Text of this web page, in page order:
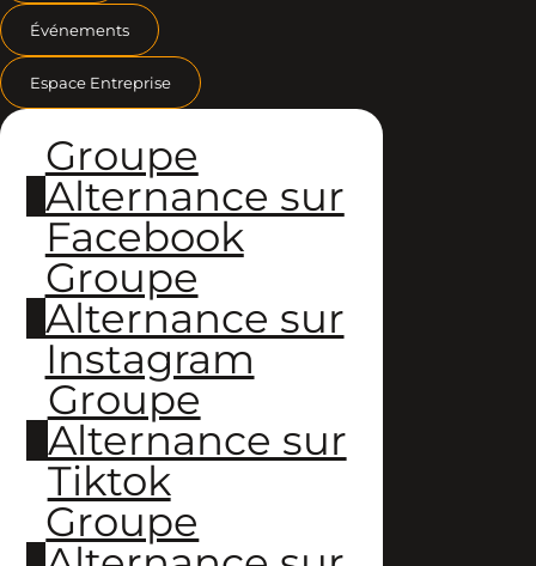
Événements
Espace Entreprise
Groupe
Alternance sur
Facebook
Groupe
Alternance sur
Instagram
Groupe
Alternance sur
Tiktok
Groupe